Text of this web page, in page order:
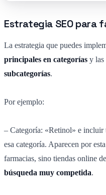
Estrategia SEO para
La estrategia que puedes
principales en categorías y las
subcategorías.
Por ejemplo:
– Categoría: «Retinol» e incluir
esa categoría. Aparecen por
farmacias, sino tiendas online
búsqueda muy competida.